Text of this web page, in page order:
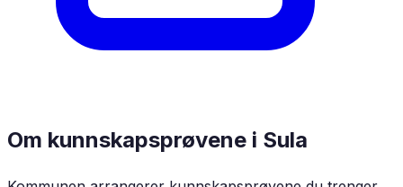
Om kunnskapsprøvene i Sula